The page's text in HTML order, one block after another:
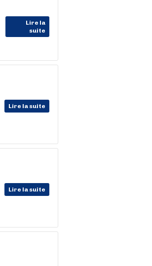
Lire la
suite
Lire la suite
Lire la suite